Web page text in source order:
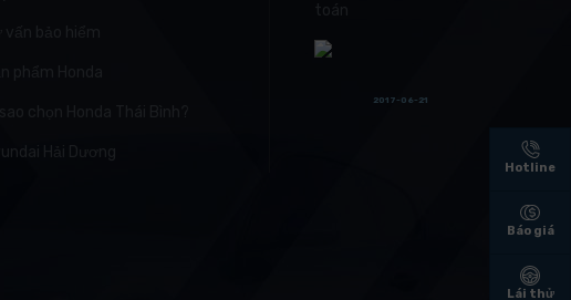
toán
2017-06-21
Hotline
Báo giá
Lái thử